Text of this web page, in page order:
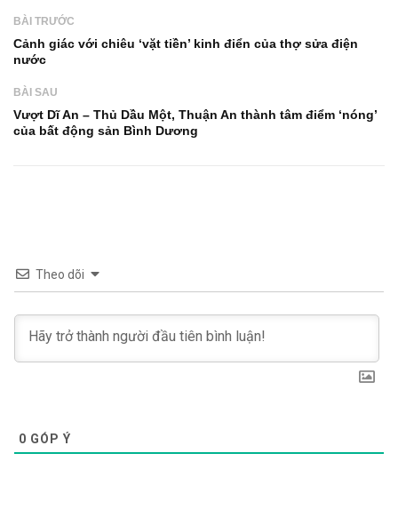
BÀI TRƯỚC
Cảnh giác với chiêu ‘vặt tiền’ kinh điển của thợ sửa điện
nước
BÀI SAU
Vượt Dĩ An – Thủ Dầu Một, Thuận An thành tâm điểm ‘nóng’
của bất động sản Bình Dương
Theo dõi
0 GÓP Ý